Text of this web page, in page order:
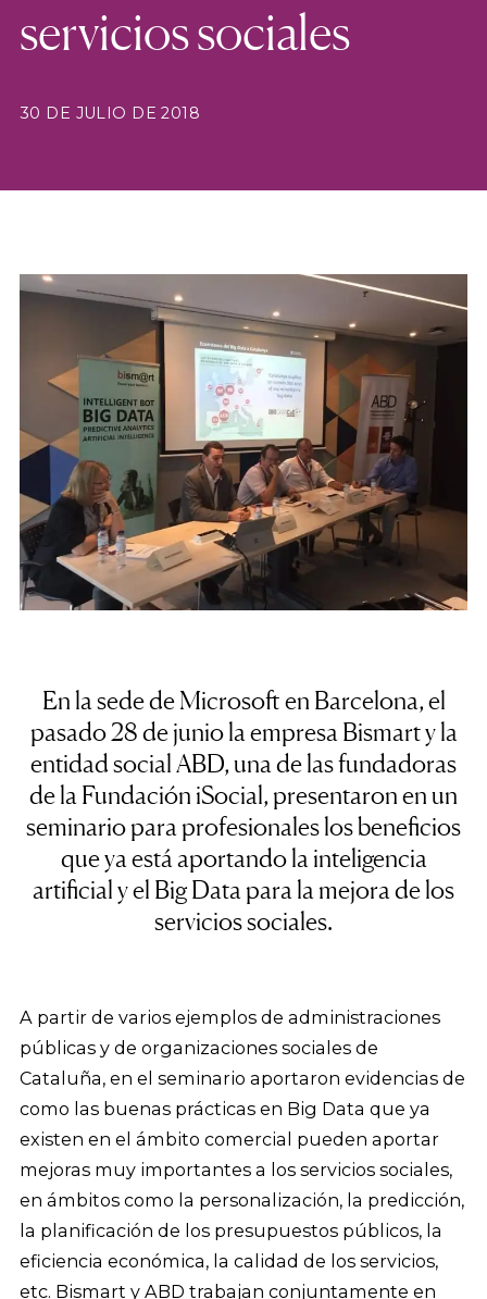
servicios sociales
30 DE JULIO DE 2018
En la sede de Microsoft en Barcelona, el
pasado 28 de junio la empresa Bismart y la
entidad social ABD, una de las fundadoras
de la Fundación iSocial, presentaron en un
seminario para profesionales los beneficios
que ya está aportando la inteligencia
artificial y el Big Data para la mejora de los
servicios sociales.
A partir de varios ejemplos de administraciones
públicas y de organizaciones sociales de
Cataluña, en el seminario aportaron evidencias de
como las buenas prácticas en Big Data que ya
existen en el ámbito comercial pueden aportar
mejoras muy importantes a los servicios sociales,
en ámbitos como la personalización, la predicción,
la planificación de los presupuestos públicos, la
eficiencia económica, la calidad de los servicios,
etc. Bismart y ABD trabajan conjuntamente en